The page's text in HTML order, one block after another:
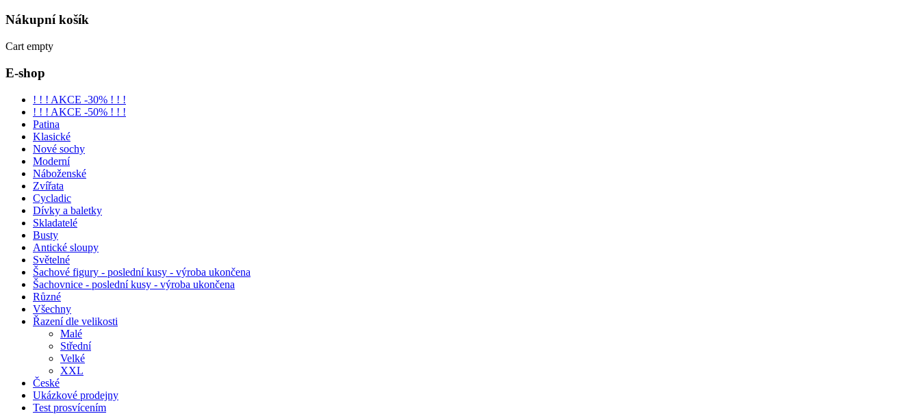
Nákupníkošík
Cart empty
E-shop
! ! ! AKCE -30% ! ! !
! ! ! AKCE -50% ! ! !
Patina
Klasické
Nové sochy
Moderní
Náboženské
Zvířata
Cycladic
Dívky a baletky
Skladatelé
Busty
Antické sloupy
Světelné
Šachové figury - poslední kusy - výroba ukončena
Šachovnice - poslední kusy - výroba ukončena
Různé
Všechny
Řazení dle velikosti
Malé
Střední
Velké
XXL
České
Ukázkové prodejny
Test prosvícením